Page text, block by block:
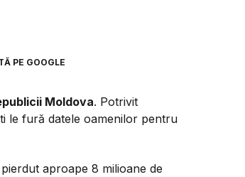
PE GOOGLE
Moldova. Potrivit
le fură datele oamenilor pentru
aproape 8 milioane de